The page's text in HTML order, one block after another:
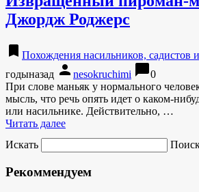
Джордж Роджерс
bookmark Похождения насильников, садистов
годыназад person nesokruchimi chat_bubble0
При слове маньяк у нормального
мысль, что речь опять идет о каком-
или насильнике. Действительно, …
Читать далее
Искать
Рекоммендуем